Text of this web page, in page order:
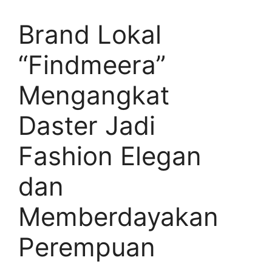
Brand Lokal
“Findmeera”
Mengangkat
Daster Jadi
Fashion Elegan
dan
Memberdayakan
Perempuan